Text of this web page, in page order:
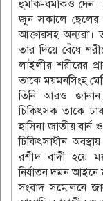
হুমকি-ধমকিও
জুন সকালে ছেলের
আক্তারসহ অন্যরা।
তার দিয়ে বেঁধে
লাইলীর শরীরের
তাকে ময়মনসিংহ
তিনি আরও
চিকিৎসক তাকে
হাসিনা জাতীয় বার্ন
চিকিৎসাধীন
রশীদ বাদী হয়ে
নির্যাতন দমন আইনে
সংবাদ সম্মেলনে